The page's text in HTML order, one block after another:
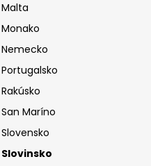
Malta
Monako
Nemecko
Portugalsko
Rakúsko
San Maríno
Slovensko
Slovinsko